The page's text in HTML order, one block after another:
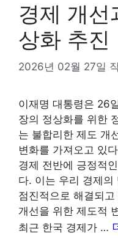
경제 개선
상화 추진
2026년 02월 27일
이재명 대통령은 26
장의 정상화를 위한
는 불합리한 제도 개
변화를 가져오고 있
경제 전반에 긍정적
다. 이는 우리 경제의
점진적으로 해결되
개선을 위한 제도적
최근 한국 경제가 …